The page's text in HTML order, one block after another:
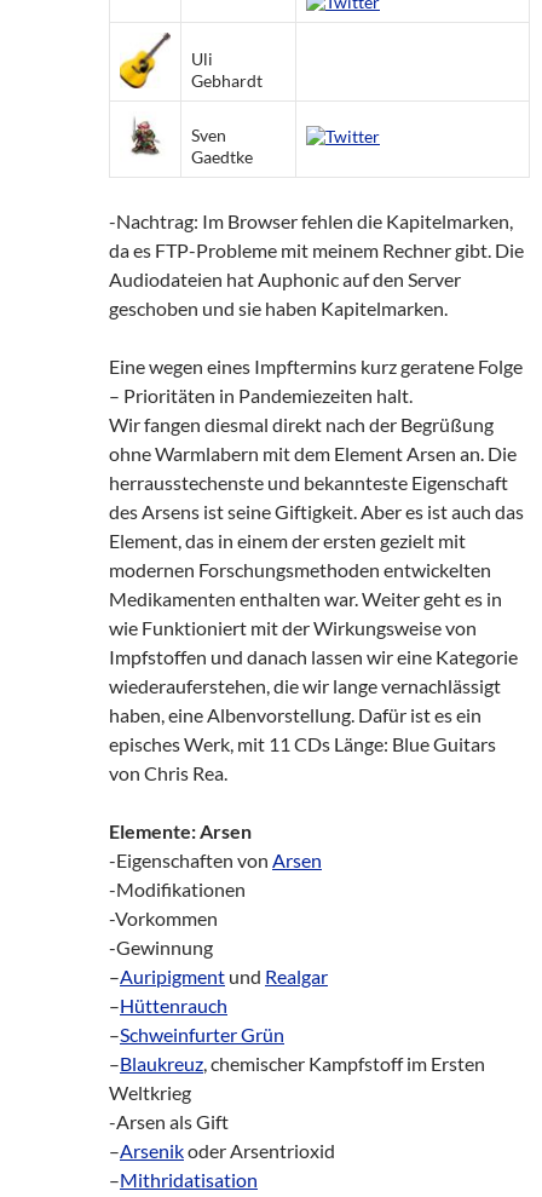
Uli
Gebhardt
Sven
Gaedtke
-Nachtrag: Im Browser fehlen die Kapitelmarken,
da es FTP-Probleme mit meinem Rechner gibt. Die
Audiodateien hat Auphonic auf den Server
geschoben und sie haben Kapitelmarken.
Eine wegen eines Impftermins kurz geratene Folge
– Prioritäten in Pandemiezeiten halt.
Wir fangen diesmal direkt nach der Begrüßung
ohne Warmlabern mit dem Element Arsen an. Die
herrausstechenste und bekannteste Eigenschaft
des Arsens ist seine Giftigkeit. Aber es ist auch das
Element, das in einem der ersten gezielt mit
modernen Forschungsmethoden entwickelten
Medikamenten enthalten war. Weiter geht es in
wie Funktioniert mit der Wirkungsweise von
Impfstoffen und danach lassen wir eine Kategorie
wiederauferstehen, die wir lange vernachlässigt
haben, eine Albenvorstellung. Dafür ist es ein
episches Werk, mit 11 CDs Länge: Blue Guitars
von Chris Rea.
Elemente: Arsen
-Eigenschaften von Arsen
-Modifikationen
-Vorkommen
-Gewinnung
–Auripigment und Realgar
–Hüttenrauch
–Schweinfurter Grün
–Blaukreuz, chemischer Kampfstoff im Ersten
Weltkrieg
-Arsen als Gift
–Arsenikoder Arsentrioxid
–Mithridatisation